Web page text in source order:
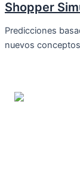
Shopper
Predicciones
nuevos